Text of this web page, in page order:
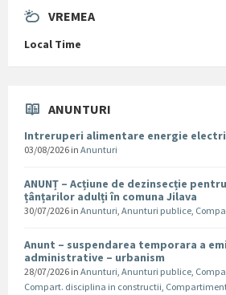
VREMEA
Local Time
ANUNTURI
Intreruperi alimentare energie
03/08/2026 in Anunturi
ANUNȚ – Acțiune de dezinsecție
țânțarilor adulți în comuna Jilava
30/07/2026 in Anunturi, Anunturi publice,
Anunt – suspendarea temporara a
administrative – urbanism
28/07/2026 in Anunturi, Anunturi publice,
Compart. disciplina in constructii,